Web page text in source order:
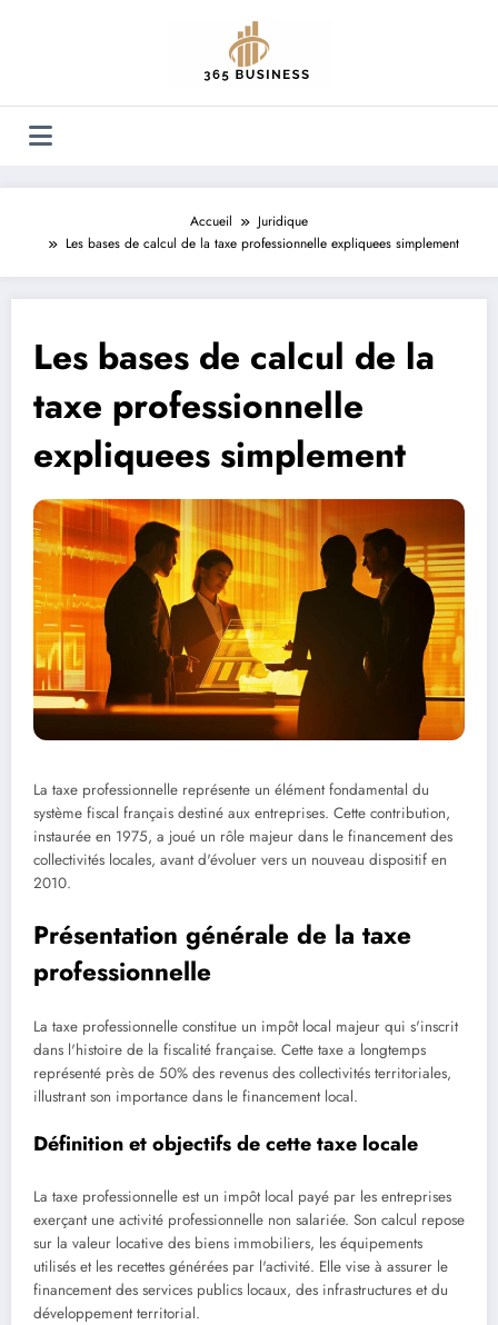
Accueil
Juridique
Les bases de calcul de la taxe professionnelle expliquees simplement
Les bases de calcul de la
taxe professionnelle
expliquees simplement
La taxe professionnelle représente un élément fondamental du
système fiscal français destiné aux entreprises. Cette contribution,
instaurée en 1975, a joué un rôle majeur dans le financement des
collectivités locales, avant d'évoluer vers un nouveau dispositif en
2010.
Présentation générale de la taxe
professionnelle
La taxe professionnelle constitue un impôt local majeur qui s'inscrit
dans l'histoire de la fiscalité française. Cette taxe a longtemps
représenté près de 50% des revenus des collectivités territoriales,
illustrant son importance dans le financement local.
Définition et objectifs de cette taxe locale
La taxe professionnelle est un impôt local payé par les entreprises
exerçant une activité professionnelle non salariée. Son calcul repose
sur la valeur locative des biens immobiliers, les équipements
utilisés et les recettes générées par l'activité. Elle vise à assurer le
financement des services publics locaux, des infrastructures et du
développement territorial.